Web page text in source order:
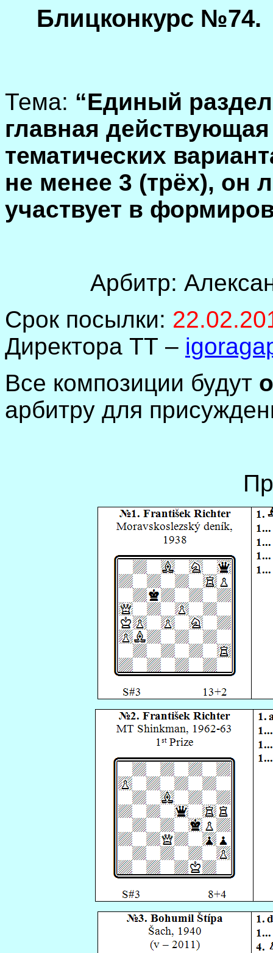
Блицконкурс №74.
Тема: “Единый
главная
тематических
не менее 3 (трёх), он
участвует в
Арбитр:
Срок посылки:
Директора ТТ –
Все композиции будут
арбитру для